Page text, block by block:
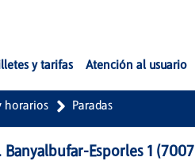
y tarifas Atención al usuario
horarios Paradas
Banyalbufar-Esporles 1 (7007